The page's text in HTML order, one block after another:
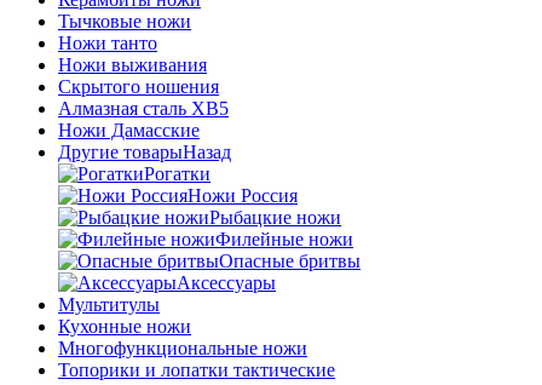
Тычковые ножи
Ножи танто
Ножи выживания
Скрытого ношения
Алмазная сталь ХВ5
Ножи Дамасские
Другие товарыНазад
Рогатки
Ножи Россия
Рыбацкие ножи
Филейные ножи
Опасные бритвы
Аксессуары
Мультитулы
Кухонные ножи
Многофункциональные ножи
Топорики и лопатки тактические